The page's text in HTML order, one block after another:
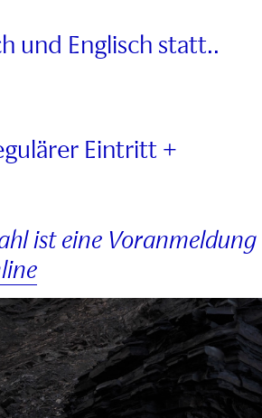
und Englisch statt..
Eintritt +
ist eine Voranmeldung